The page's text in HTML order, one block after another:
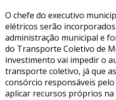
O chefe do executivo
elétricos serão
administração municipal e
do Transporte Coletivo de
investimento vai impedir o
transporte coletivo, já que
consórcio responsáveis
aplicar recursos próprios